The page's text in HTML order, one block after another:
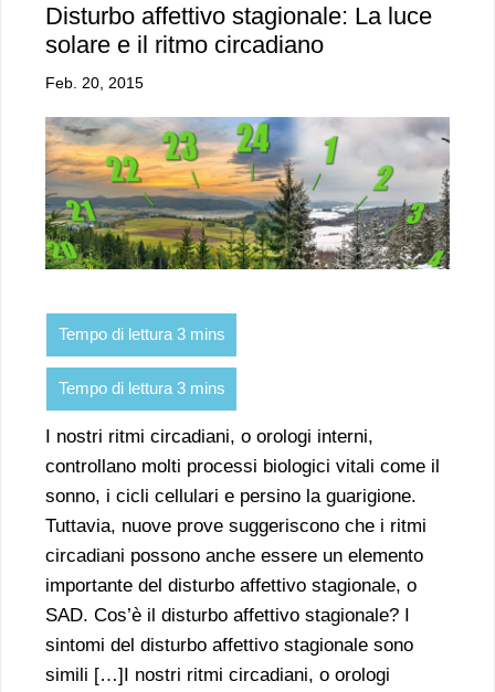
Disturbo affettivo stagionale: La luce
solare e il ritmo circadiano
Feb. 20, 2015
I nostri ritmi circadiani, o orologi interni,
controllano molti processi biologici vitali come il
sonno, i cicli cellulari e persino la guarigione.
Tuttavia, nuove prove suggeriscono che i ritmi
circadiani possono anche essere un elemento
importante del disturbo affettivo stagionale, o
SAD. Cos’è il disturbo affettivo stagionale? I
sintomi del disturbo affettivo stagionale sono
simili […]I nostri ritmi circadiani, o orologi